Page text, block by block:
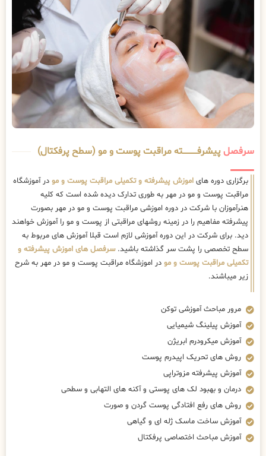
سرفصلپیشرفــــــــــــته مراقبت پوست و مو (سطح پرفکتال)
برگزاری دوره های اموزش پیشرفته و تکمیلی مراقبت پوست و مو در آموزشگاه
مراقبت پوست و مو در مهر به طوری تدارک دیده شده است که کلیه
هنرآموزان با شرکت در دوره اموزشی مراقبت پوست و مو در مهر بصورت
پیشرفته مفاهیم را در زمینه روشهای مراقبتی از پوست و مو را آموزش خواهند
دید. برای شرکت در این دوره آموزشی لازم است قبلا آموزش های مربوط به
سطح تخصصی را پشت سر گذاشته باشید.سرفصل های اموزش پیشرفته و
تکمیلی مراقبت پوست و مو در اموزشگاه مراقبت پوست و مو در مهر به شرح
زیر میباشند.
مرور مباحث آموزشی توکن
آموزش پیلینگ شیمیایی
آموزش میکرودرم ابریژن
روش های تحریک اپیدرم پوست
آموزش پیشرفته مزوتراپی
درمان و بهبود لک های پوستی و آکنه های التهابی و سطحی
روش های رفع افتادگی پوست گردن و صورت
آموزش ساخت ماسک ژله ای و گیاهی
آموزش مباحث اختصاصی پرفکتال